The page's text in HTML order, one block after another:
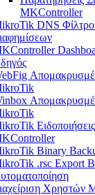
MKController
DNS
Binary
.rsc Export
Χρηστών